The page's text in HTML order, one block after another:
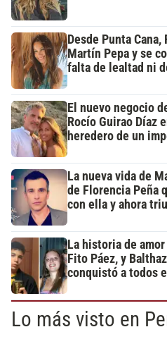
Desde Punta
Martín Pepa y se
falta de lealtad ni
El nuevo negocio
Rocío Guirao Díaz
heredero de un
La nueva vida de
de Florencia Peña
con ella y ahora
La historia de
Fito Páez, y
conquistó a todos
Lo más visto en